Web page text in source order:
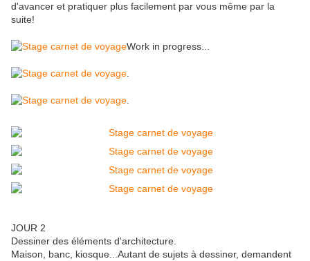
d'avancer et pratiquer plus facilement par vous même par la
suite!
Work in progress...
JOUR 2
Dessiner des éléments d'architecture.
Maison, banc, kiosque...Autant de sujets à dessiner, demandent